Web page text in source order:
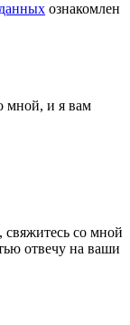
ознакомлен
мной, и я вам
со мной
отвечу на ваши